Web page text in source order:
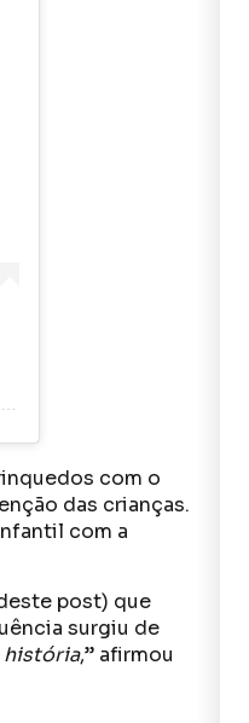
com o
das crianças.
com a
post) que
surgiu de
história,” afirmou